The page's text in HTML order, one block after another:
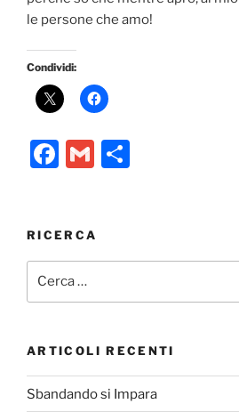
le persone che amo!
Condividi:
F
e
b
o
k
G
l
vi
di
RICERCA
ARTICOLI RECENTI
Sbandando si Impara